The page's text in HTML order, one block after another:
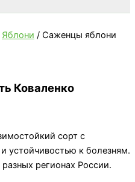
Яблони / Саженцы яблони
Коваленко
сорт с
устойчивостью к болезням.
регионах России.